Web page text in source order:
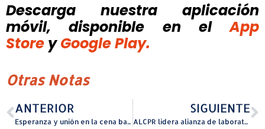
Descarga nuestra aplicación
móvil, disponible
en el
App
Store y Google Play.
Otras Notas
ANTERIOR
Esperanza y unión en la cena bailable pro-fondos Junqueños a la Vanguardia Contra el Cáncer
SIGUIENTE
ALCPR lidera alianza de laboratorios clínicos para combatir el fraude